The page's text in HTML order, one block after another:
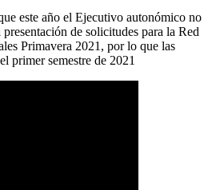
este año el Ejecutivo autonómico no
de solicitudes para la Red
Primavera 2021, por lo que las
primer semestre de 2021